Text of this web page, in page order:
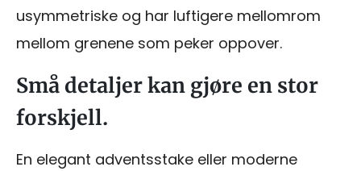
usymmetriske og har luftigere mellomrom
mellom grenene som peker oppover.
Små detaljer kan gjøre en stor
forskjell.
En elegant adventsstake eller moderne